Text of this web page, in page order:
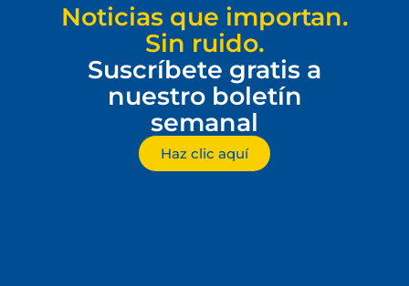
Noticias que importan.
Sin ruido.
Suscríbete gratis a
nuestro boletín
semanal
Haz clic aquí